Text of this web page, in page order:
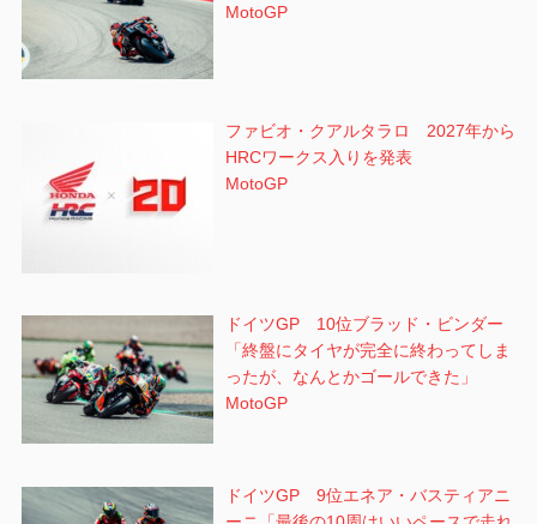
MotoGP
ファビオ・クアルタラロ 2027年から
HRCワークス入りを発表
MotoGP
ドイツGP 10位ブラッド・ビンダー
「終盤にタイヤが完全に終わってしま
ったが、なんとかゴールできた」
MotoGP
ドイツGP 9位エネア・バスティアニ